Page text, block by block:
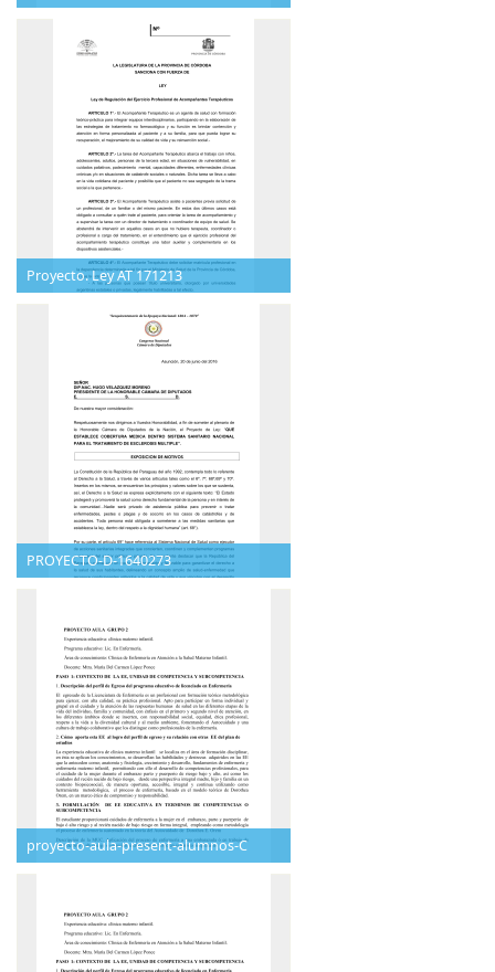
Proyecto. Ley AT 171213
PROYECTO-D-1640273
proyecto-aula-present-alumnos-C